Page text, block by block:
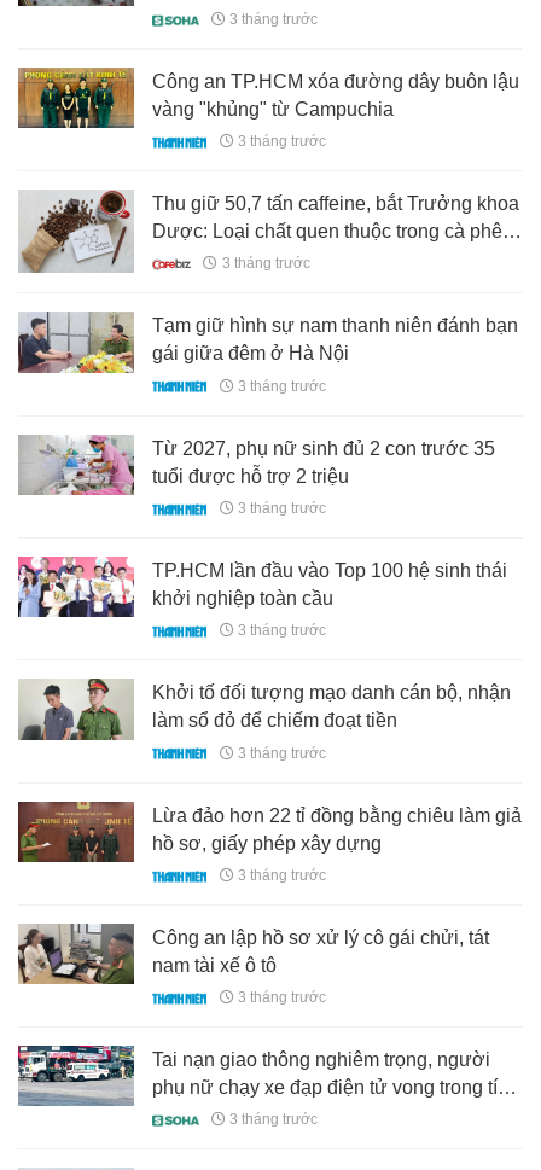
3 tháng trước
Công an TP.HCM xóa đường dây buôn lậu
vàng "khủng" từ Campuchia
3 tháng trước
Thu giữ 50,7 tấn caffeine, bắt Trưởng khoa
Dược: Loại chất quen thuộc trong cà phê
thực sự được dùng để làm gì?
3 tháng trước
Tạm giữ hình sự nam thanh niên đánh bạn
gái giữa đêm ở Hà Nội
3 tháng trước
Từ 2027, phụ nữ sinh đủ 2 con trước 35
tuổi được hỗ trợ 2 triệu
3 tháng trước
TP.HCM lần đầu vào Top 100 hệ sinh thái
khởi nghiệp toàn cầu
3 tháng trước
Khởi tố đối tượng mạo danh cán bộ, nhận
làm sổ đỏ để chiếm đoạt tiền
3 tháng trước
Lừa đảo hơn 22 tỉ đồng bằng chiêu làm giả
hồ sơ, giấy phép xây dựng
3 tháng trước
Công an lập hồ sơ xử lý cô gái chửi, tát
nam tài xế ô tô
3 tháng trước
Tai nạn giao thông nghiêm trọng, người
phụ nữ chạy xe đạp điện tử vong trong tích
tắc
3 tháng trước